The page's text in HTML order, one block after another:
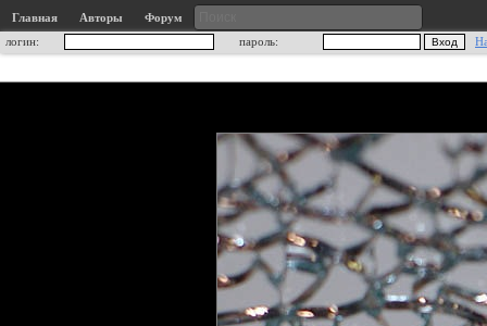
Главная Авторы
Форум
логин:
пароль: